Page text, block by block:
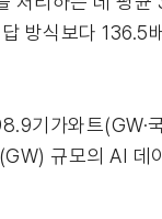
방식보다 136.5
기가와트(GW·
규모의 AI 데